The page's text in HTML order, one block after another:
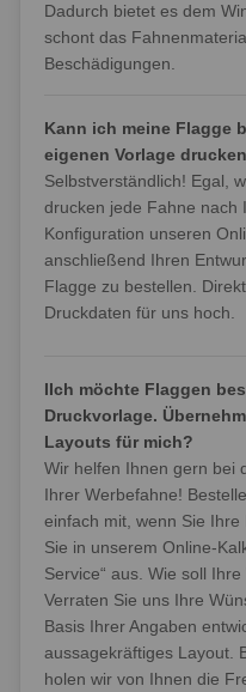
Dadurch bietet es dem
schont das
Beschädigungen.
Kann ich meine Flagge
eigenen Vorlage
Selbstverständlich! Egal,
drucken jede Fahne nach
Konfiguration unseren
anschließend Ihren
Flagge zu bestellen.
Druckdaten für uns hoch.
IIch möchte Flaggen
Druckvorlage.
Layouts für mich?
Wir helfen Ihnen gern bei
Ihrer Werbefahne!
einfach mit, wenn Sie
Sie in unserem Online-
Service“ aus. Wie soll
Verraten Sie uns Ihre
Basis Ihrer Angaben
aussagekräftiges Layout.
holen wir von Ihnen die